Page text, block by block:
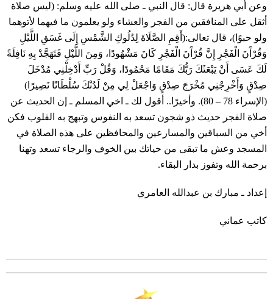
وعن أبي هريرة قال: قال النبي ـ صلى الله عليه وسلم: (ليس صلاة
أثقل على المنافقين من الفجر والعشاء ولو يعلمون ما فيهما لأتوهما
ولو حبوًا)، قال تعالى:(أَقِمِ الصَّلَاةَ لِدُلُوكِ الشَّمْسِ إِلَى غَسَقِ اللَّيْلِ
وَقُرْآَنَ الْفَجْرِ إِنَّ قُرْآَنَ الْفَجْرِ كَانَ مَشْهُودًا، وَمِنَ اللَّيْلِ فَتَهَجَّدْ بِهِ نَافِلَةً
لَكَ عَسَى أَنْ يَبْعَثَكَ رَبُّكَ مَقَامًا مَحْمُودًا، وَقُلْ رَبِّ أَدْخِلْنِي مُدْخَلَ
صِدْقٍ وَأَخْرِجْنِي مُخْرَجَ صِدْقٍ وَاجْعَلْ لِي مِنْ لَدُنْكَ سُلْطَانًا نَصِيرًا)
(الإسراء 78 – 80). وأخيرًا.. أقول لك ـ اخي المسلم ـ إن الحديث عن
صلاة الفجر حديث ذو شجون تسعد به النفوس وتبهج به القلوب فكن
أخي من السباقين والمسارعين والمحافظين على هذه الصلاة في
المسجد وعش ما تبقى من حياتك بين الخوف والرجاء تسعد وتهنا
برحمة الله وتفوز بدار البقاء.
إعداد ـ مبارك بن عبدالله العامري
كاتب عماني